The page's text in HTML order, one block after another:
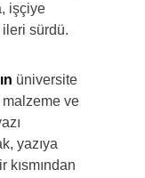
işçiye
sürdü.
üniversite
malzeme ve
yazıya
kısmından